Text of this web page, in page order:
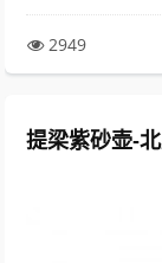
2949
提梁紫砂壶-